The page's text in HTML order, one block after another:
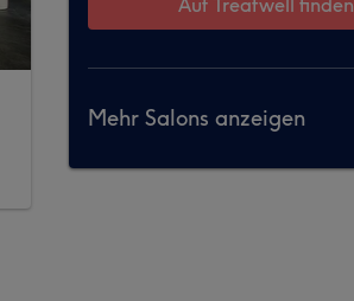
Mehr Salons anzeigen